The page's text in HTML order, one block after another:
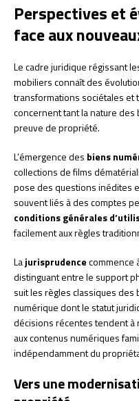
Perspectives et
face aux
Le cadre juridique régissant
mobiliers connaît des
transformations sociétales et
concernent tant la nature
preuve de propriété.
L’émergence des biens
collections de films
pose des questions inédites
souvent liés à des comptes
conditions générales
facilement aux règles
Lajurisprudencecommence
distinguant entre le support
suit les règles classiques
numérique dont le statut
décisions récentes tendent à
aux contenus numériques
indépendamment du
Vers une